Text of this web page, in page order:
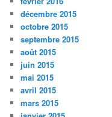
décembre 2015
octobre 2015
septembre 2015
août 2015
juin 2015
mai 2015
avril 2015
mars 2015